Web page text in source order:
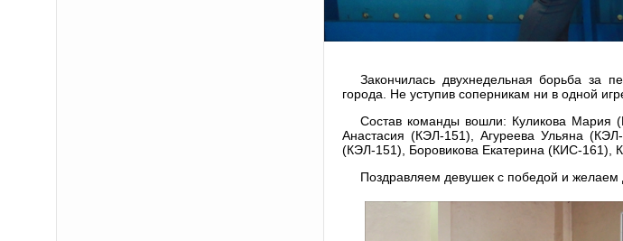
Закончилась двухнедельная борьба за
города. Не уступив соперникам ни в одной
Состав команды вошли: Куликова
Анастасия (КЭЛ-151), Агуреева Ульяна
(КЭЛ-151), Боровикова Екатерина (КИС-
Поздравляем девушек с победой и желаем